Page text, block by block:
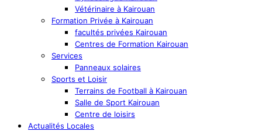
Vétérinaire à Kairouan
Formation Privée à Kairouan
facultés privées Kairouan
Centres de Formation Kairouan
Services
Panneaux solaires
Sports et Loisir
Terrains de Football à Kairouan
Salle de Sport Kairouan
Centre de loisirs
Actualités Locales